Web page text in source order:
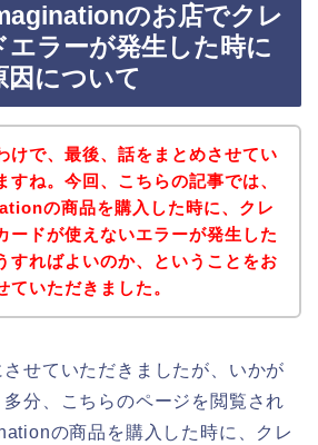
のお店でクレ
エラーが発生した時に
因について
けで、最後、話をまとめさせてい
すね。今回、こちらの記事では、
の商品を購入した時に、クレ
ードが使えないエラーが発生した
すればよいのか、ということをお
ていただきました。
せていただきましたが、いかが
分、こちらのページを閲覧され
の商品を購入した時に、クレ